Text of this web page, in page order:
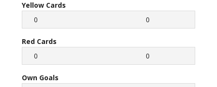
Yellow Cards
0
0
Red Cards
0
0
Own Goals